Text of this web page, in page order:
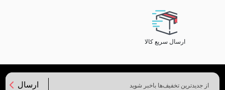
ارسال سریع کالا
ارسال